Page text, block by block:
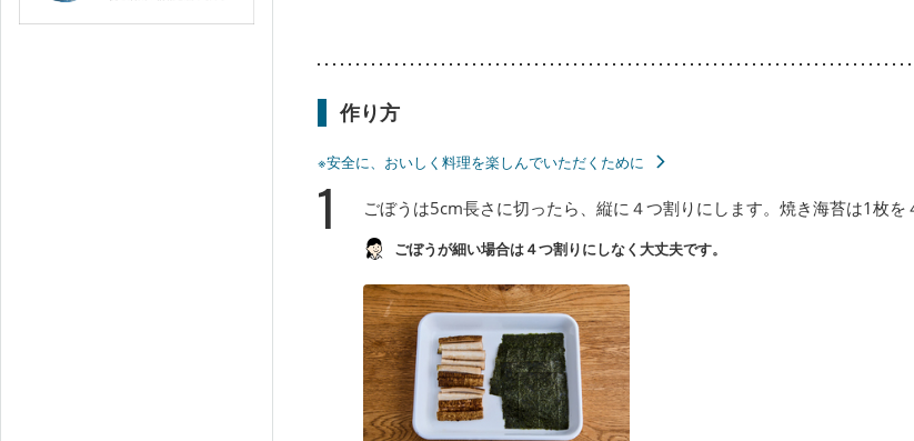
作り方
※安全に、おいしく料理を楽しんでいただくために
1 ごぼうは5cm長さに切ったら、縦に４つ割りにします。焼き海苔は1枚を
ごぼうが細い場合は４つ割りにしなく大丈夫です。